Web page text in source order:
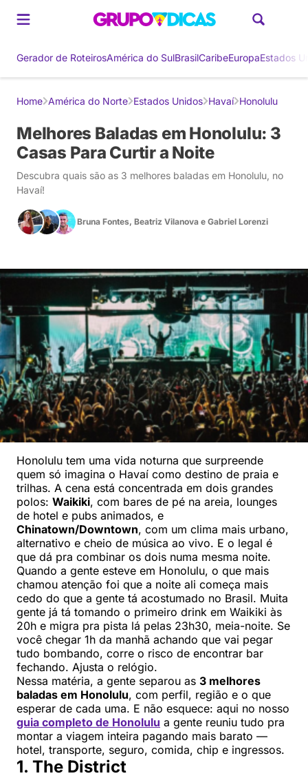
Gerador de RoteirosAmérica do SulBrasilCaribeEuropaEstados
Home América do Norte Estados Unidos Havaí Honolulu
Melhores Baladas em Honolulu: 3
Casas Para Curtir a Noite
Descubra quais são as 3 melhores baladas em Honolulu, no
Havaí!
Bruna Fontes, Beatriz Vilanova e Gabriel Lorenzi
Honolulu tem uma vida noturna que surpreende
quem só imagina o Havaí como destino de praia e
trilhas. A cena está concentrada em dois grandes
polos: Waikiki, com bares de pé na areia, lounges
de hotel e pubs animados, e
Chinatown/Downtown, com um clima mais urbano,
alternativo e cheio de música ao vivo. E o legal é
que dá pra combinar os dois numa mesma noite.
Quando a gente esteve em Honolulu, o que mais
chamou atenção foi que a noite ali começa mais
cedo do que a gente tá acostumado no Brasil. Muita
gente já tá tomando o primeiro drink em Waikiki às
20h e migra pra pista lá pelas 23h30, meia-noite. Se
você chegar 1h da manhã achando que vai pegar
tudo bombando, corre o risco de encontrar bar
fechando. Ajusta o relógio.
Nessa matéria, a gente separou as 3 melhores
baladas em Honolulu, com perfil, região e o que
esperar de cada uma. E não esquece: aqui no nosso
guia completo de Honolulu a gente reuniu tudo pra
montar a viagem inteira pagando mais barato —
hotel, transporte, seguro, comida, chip e ingressos.
1. The District